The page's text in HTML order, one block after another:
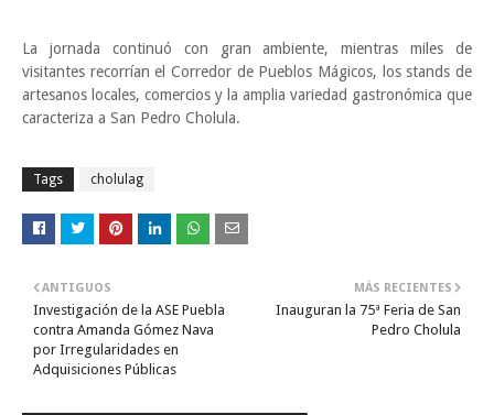
La jornada continuó con gran ambiente, mientras miles de
visitantes recorrían el Corredor de Pueblos Mágicos, los stands de
artesanos locales, comercios y la amplia variedad gastronómica que
caracteriza a San Pedro Cholula.
Tags cholulag
MÁS RECIENTES
Inauguran la 75ª Feria de San
Pedro Cholula
ANTIGUOS
Investigación de la ASE Puebla
contra Amanda Gómez Nava
por Irregularidades en
Adquisiciones Públicas